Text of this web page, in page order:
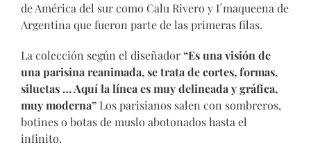
de América del sur como Calu Rivero y I´maqueena de
Argentina que fueron parte de las primeras filas.
La colección según el diseñador“Es una visión de
una parisina reanimada, se trata de cortes, formas,
siluetas … Aquí la línea es muy delineada y gráfica,
muy moderna” Los parisianos salen con sombreros,
botines o botas de muslo abotonados hasta el
infinito.